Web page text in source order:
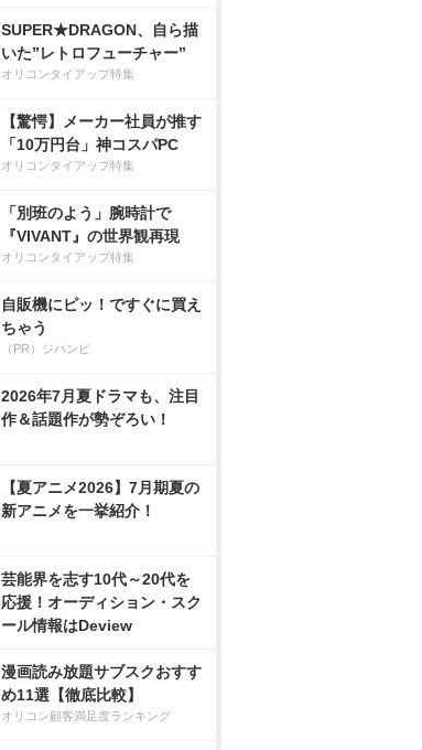
SUPER★DRAGON、自ら描
いた”レトロフューチャー”
オリコンタイアップ特集
【驚愕】メーカー社員が推す
「10万円台」神コスパPC
オリコンタイアップ特集
「別班のよう」腕時計で
『VIVANT』の世界観再現
オリコンタイアップ特集
自販機にピッ！ですぐに買え
ちゃう
（PR）ジハンピ
2026年7月夏ドラマも、注目
作＆話題作が勢ぞろい！
【夏アニメ2026】7月期夏の
新アニメを一挙紹介！
芸能界を志す10代～20代を
応援！オーディション・スク
ール情報はDeview
漫画読み放題サブスクおすす
め11選【徹底比較】
オリコン顧客満足度ランキング